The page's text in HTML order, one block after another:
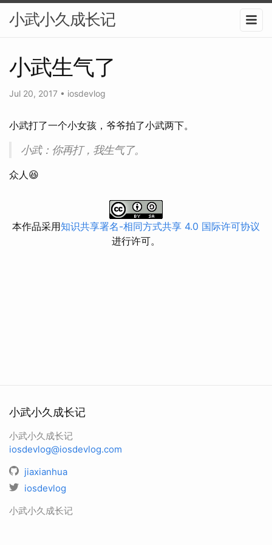
小武小久成长记
小武生气了
Jul 20, 2017 • iosdevlog
小武打了一个小女孩，爷爷拍了小武两下。
小武：你再打，我生气了。
众人😆
本作品采用知识共享署名-相同方式共享 4.0 国际许可协议
进行许可。
小武小久成长记
小武小久成长记
iosdevlog@iosdevlog.com
jiaxianhua
iosdevlog
小武小久成长记